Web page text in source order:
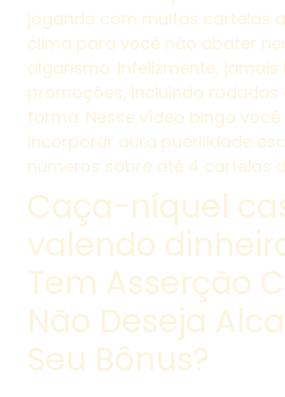
jogando com muitas cartelas
clima para você não abater
algarismo. Infelizmente, jamais
promoções, incluindo rodadas
forma. Nesse vídeo bingo
incorporar aura puerilidade
números sobre até 4 cartelas
Caça-níquel
valendo
Tem Asserção
Não Deseja
Seu Bônus?